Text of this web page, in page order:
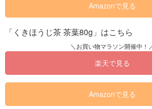
Amazonで見る
「くきほうじ茶 茶葉80g」はこちら
楽天で見る
Amazonで見る